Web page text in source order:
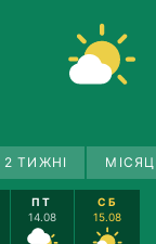
2 ТИЖНІ
ПТ
14.08
СБ
15.08